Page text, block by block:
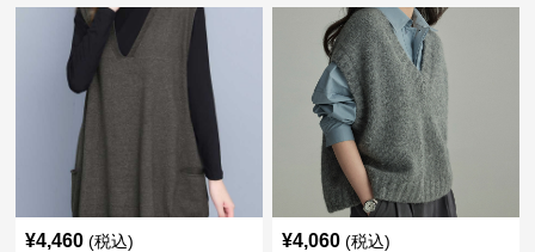
¥4,460 (税込) ¥4,060 (税込)